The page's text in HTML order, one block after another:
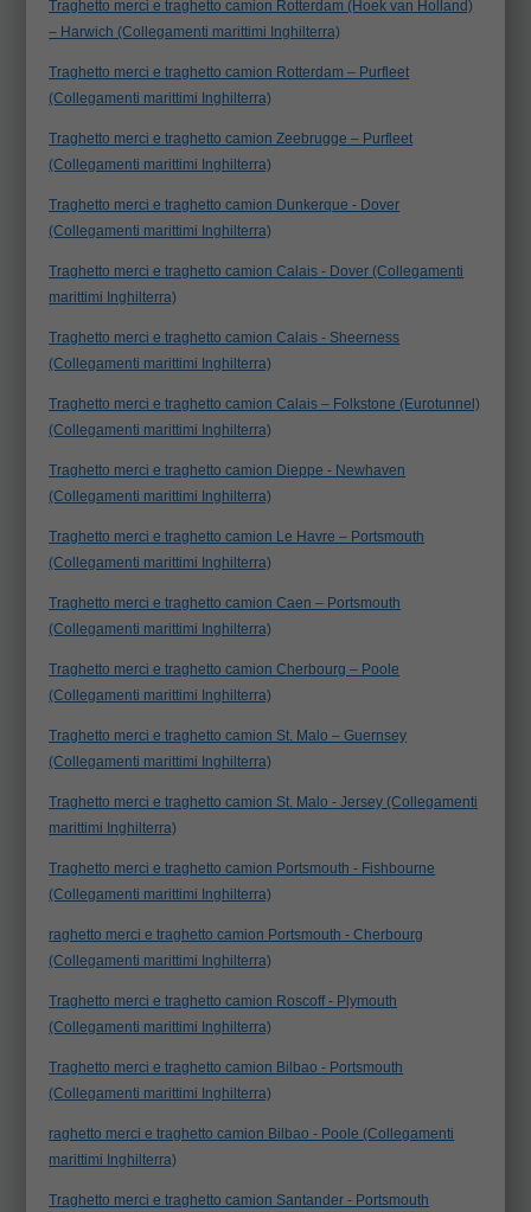
Traghetto merci e traghetto camion Rotterdam (Hoek van Holland)
– Harwich (Collegamenti marittimi Inghilterra)
Traghetto merci e traghetto camion Rotterdam – Purfleet
(Collegamenti marittimi Inghilterra)
Traghetto merci e traghetto camion Zeebrugge – Purfleet
(Collegamenti marittimi Inghilterra)
Traghetto merci e traghetto camion Dunkerque - Dover
(Collegamenti marittimi Inghilterra)
Traghetto merci e traghetto camion Calais - Dover (Collegamenti
marittimi Inghilterra)
Traghetto merci e traghetto camion Calais - Sheerness
(Collegamenti marittimi Inghilterra)
Traghetto merci e traghetto camion Calais – Folkstone (Eurotunnel)
(Collegamenti marittimi Inghilterra)
Traghetto merci e traghetto camion Dieppe - Newhaven
(Collegamenti marittimi Inghilterra)
Traghetto merci e traghetto camion Le Havre – Portsmouth
(Collegamenti marittimi Inghilterra)
Traghetto merci e traghetto camion Caen – Portsmouth
(Collegamenti marittimi Inghilterra)
Traghetto merci e traghetto camion Cherbourg – Poole
(Collegamenti marittimi Inghilterra)
Traghetto merci e traghetto camion St. Malo – Guernsey
(Collegamenti marittimi Inghilterra)
Traghetto merci e traghetto camion St. Malo - Jersey (Collegamenti
marittimi Inghilterra)
Traghetto merci e traghetto camion Portsmouth - Fishbourne
(Collegamenti marittimi Inghilterra)
raghetto merci e traghetto camion Portsmouth - Cherbourg
(Collegamenti marittimi Inghilterra)
Traghetto merci e traghetto camion Roscoff - Plymouth
(Collegamenti marittimi Inghilterra)
Traghetto merci e traghetto camion Bilbao - Portsmouth
(Collegamenti marittimi Inghilterra)
raghetto merci e traghetto camion Bilbao - Poole (Collegamenti
marittimi Inghilterra)
Traghetto merci e traghetto camion Santander - Portsmouth